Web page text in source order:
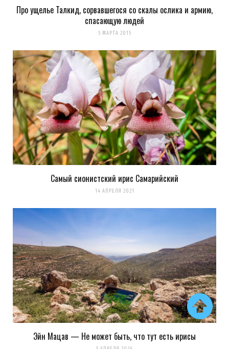
Про ущелье Талкид, сорвавшегося со скалы ослика и армию,
спасающую людей
5 МАРТА 2015
Самый сионистский ирис Самарийский
14 АПРЕЛЯ 2021
Эйн Мацав — Не может быть, что тут есть ирисы